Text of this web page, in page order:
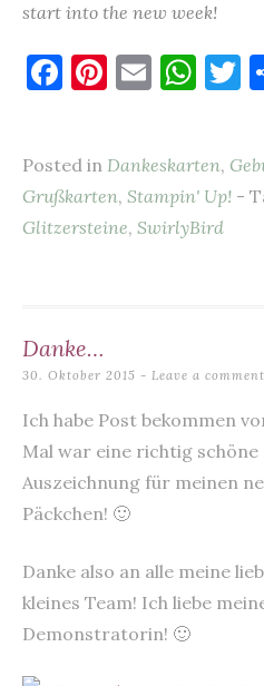
start into the new week!
F
e
b
Pi
es
t
E
l
W
s
A
T
r
Posted in Dankeskarten,
Grußkarten, Stampin' Up! -
Glitzersteine, SwirlyBird
Danke…
30. Oktober 2015 Leave a comment
Ich habe Post bekommen
Mal war eine richtig schöne
Auszeichnung für meinen
Päckchen! 🙂
Danke also an alle meine
kleines Team! Ich liebe
Demonstratorin! 🙂